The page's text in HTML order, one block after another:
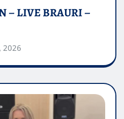
– LIVE BRAURI –
2026